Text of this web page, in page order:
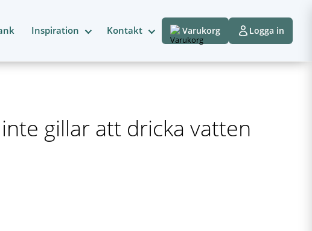
Inspiration Kontakt Varukorg Logga in
gillar att dricka vatten